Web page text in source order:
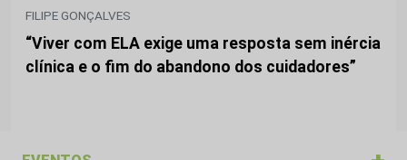
FILIPE GONÇALVES
“Viver com ELA exige uma resposta sem inércia
clínica e o fim do abandono dos cuidadores”